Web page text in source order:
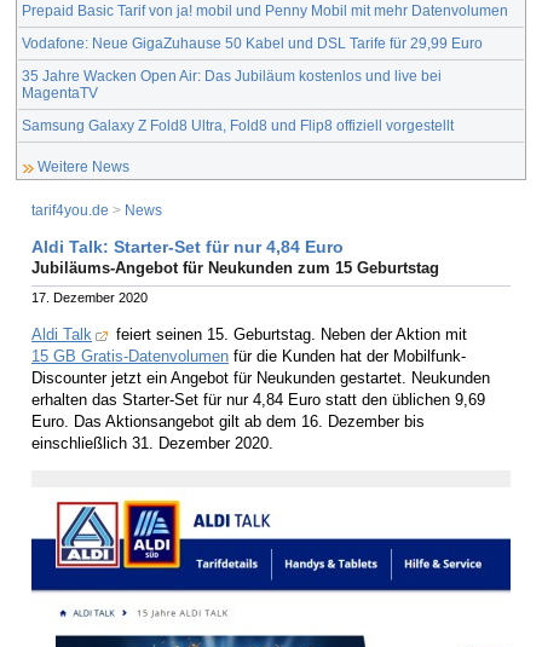
Prepaid Basic Tarif von ja! mobil und Penny Mobil mit mehr Datenvolumen
Vodafone: Neue GigaZuhause 50 Kabel und DSL Tarife für 29,99 Euro
35 Jahre Wacken Open Air: Das Jubiläum kostenlos und live bei
MagentaTV
Samsung Galaxy Z Fold8 Ultra, Fold8 und Flip8 offiziell vorgestellt
Weitere News
tarif4you.de > News
Aldi Talk: Starter-Set für nur 4,84 Euro
Jubiläums-Angebot für Neukunden zum 15 Geburtstag
17. Dezember 2020
Aldi Talk
feiert seinen 15. Geburtstag. Neben der Aktion mit
15 GB Gratis-Datenvolumen für die Kunden hat der Mobilfunk-
Discounter jetzt ein Angebot für Neukunden gestartet. Neukunden
erhalten das Starter-Set für nur 4,84 Euro statt den üblichen 9,69
Euro. Das Aktionsangebot gilt ab dem 16. Dezember bis
einschließlich 31. Dezember 2020.